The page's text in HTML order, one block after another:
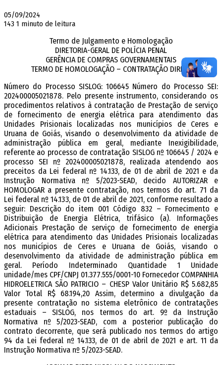
05/09/2024
143 1 minuto de leitura
Termo de Julgamento e Homologação
DIRETORIA-GERAL DE POLÍCIA PENAL
GERÊNCIA DE COMPRAS GOVERNAMENTAIS
TERMO DE HOMOLOGAÇÃO – CONTRATAÇÃO DIRETA
Número do Processo SISLOG: 106645 Número do Processo SEI:
202400005021878. Pelo presente instrumento, considerando os
procedimentos relativos à contratação de Prestação de serviço
de fornecimento de energia elétrica para atendimento das
Unidades Prisionais localizadas nos municípios de Ceres e
Uruana de Goiás, visando o desenvolvimento da atividade de
administração pública em geral, mediante Inexigibilidade,
referente ao processo de contratação SISLOG nº 106645 / 2024 e
processo SEI nº 202400005021878, realizada atendendo aos
preceitos da Lei federal nº 14.133, de 01 de abril de 2021 e da
Instrução Normativa nº 5/2023-SEAD, decido AUTORIZAR e
HOMOLOGAR a presente contratação, nos termos do art. 71 da
Lei federal nº 14.133, de 01 de abril de 2021, conforme resultado a
seguir: Descrição do item 001 Código 832 – Fornecimento e
Distribuição de Energia Elétrica, trifásico (a). Informações
Adicionais Prestação de serviço de fornecimento de energia
elétrica para atendimento das Unidades Prisionais localizadas
nos municípios de Ceres e Uruana de Goiás, visando o
desenvolvimento da atividade de administração pública em
geral. Período Indeterminado Quantidade 1 Unidade
unidade/mes CPF/CNPJ 01.377.555/0001-10 Fornecedor COMPANHIA
HIDROELETRICA SÃO PATRICIO – CHESP Valor Unitário R$ 5.682,85
Valor Total R$ 68.194,20 Assim, determino a divulgação da
presente contratação no sistema eletrônico de contratações
estaduais – SISLOG, nos termos do art. 9º da Instrução
Normativa nº 5/2023-SEAD, com a posterior publicação do
contrato decorrente, que será publicado nos termos do artigo
94 da Lei federal nº 14.133, de 01 de abril de 2021 e art. 11 da
Instrução Normativa nº 5/2023-SEAD.